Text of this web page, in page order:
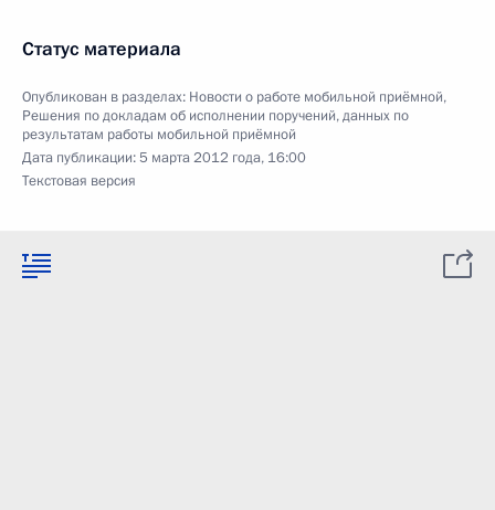
Статус материала
Опубликован в разделах: Новости о работе мобильной приёмной,
Решения по докладам об исполнении поручений, данных по
результатам работы мобильной приёмной
Дата публикации:5 марта 2012 года, 16:00
Текстовая версия